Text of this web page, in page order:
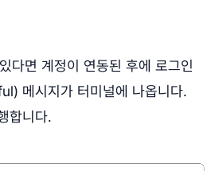
면 계정이 연동된 후에 로그인
메시지가 터미널에 나옵니다.
합니다.